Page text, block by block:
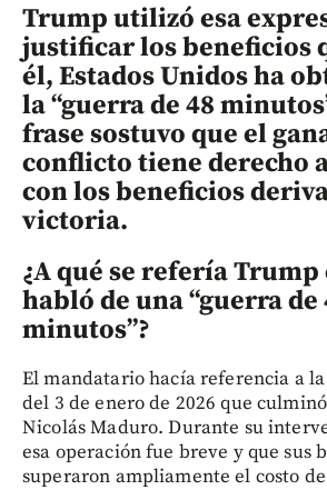
Trump utilizó esa
justificar los beneficios
él, Estados Unidos ha
la “guerra de 48
frase sostuvo que el
conflicto tiene derecho
con los beneficios
victoria.
¿A qué se refería Trump
habló de una “guerra de
minutos”?
El mandatario hacía referencia a
del 3 de enero de 2026 que
Nicolás Maduro. Durante su
esa operación fue breve y que sus
superaron ampliamente el costo